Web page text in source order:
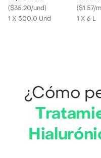
($35.20/und)
1 X 500.0 Und
($1.57/ml
1 X 6 L
¿Cómo